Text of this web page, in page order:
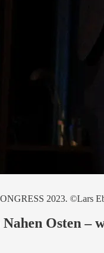
2023. ©Lars
Osten –